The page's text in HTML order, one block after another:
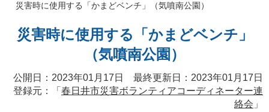
災害時に使用する「かまどベンチ」（気噴南公園）
災害時に使用する「かまどベンチ」
（気噴南公園）
公開日：2023年01月17日 最終更新日：2023年01月17日
登録元：「 春日井市災害ボランティアコーディネーター連
絡会 」